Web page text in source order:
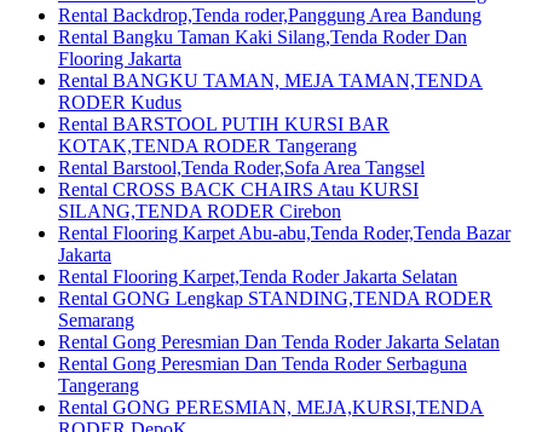
Rental Backdrop,Tenda roder,Panggung Area Bandung
Rental Bangku Taman Kaki Silang,Tenda Roder Dan
Flooring Jakarta
Rental BANGKU TAMAN, MEJA TAMAN,TENDA
RODER Kudus
Rental BARSTOOL PUTIH KURSI BAR
KOTAK,TENDA RODER Tangerang
Rental Barstool,Tenda Roder,Sofa Area Tangsel
Rental CROSS BACK CHAIRS Atau KURSI
SILANG,TENDA RODER Cirebon
Rental Flooring Karpet Abu-abu,Tenda Roder,Tenda Bazar
Jakarta
Rental Flooring Karpet,Tenda Roder Jakarta Selatan
Rental GONG Lengkap STANDING,TENDA RODER
Semarang
Rental Gong Peresmian Dan Tenda Roder Jakarta Selatan
Rental Gong Peresmian Dan Tenda Roder Serbaguna
Tangerang
Rental GONG PERESMIAN, MEJA,KURSI,TENDA